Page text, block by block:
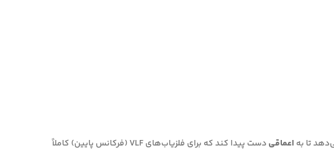
تا به اعماقی
دست پیدا کند که برای فلزیاب‌های VLF (فرکانس پایین) کاملاً